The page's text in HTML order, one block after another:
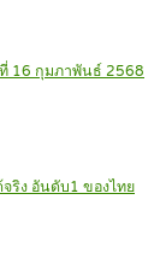
16 กุมภาพันธ์ 2568
ริง อันดับ1 ของไทย